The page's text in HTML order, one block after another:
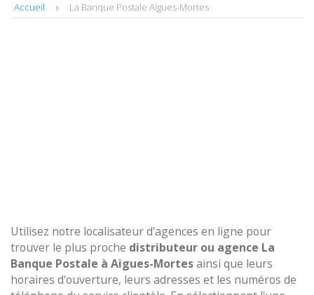
Accueil La Banque Postale Aigues-Mortes
Utilisez notre localisateur d'agences en ligne pour
trouver le plus proche distributeur ou agence La
Banque Postale à Aigues-Mortesainsi que leurs
horaires d'ouverture, leurs adresses et les numéros de